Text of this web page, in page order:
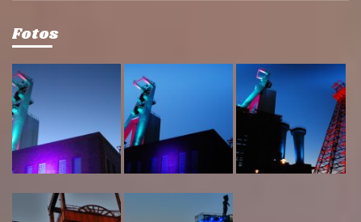
Fotos